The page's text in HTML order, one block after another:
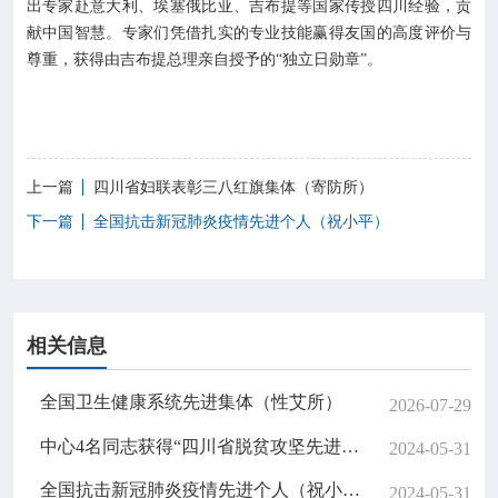
出专家赴意大利、埃塞俄比亚、吉布提等国家传授四川经验，贡
献中国智慧。专家们凭借扎实的专业技能赢得友国的高度评价与
尊重，获得由吉布提总理亲自授予的“独立日勋章”。
上一篇
四川省妇联表彰三八红旗集体（寄防所）
下一篇
全国抗击新冠肺炎疫情先进个人（祝小平）
相关信息
全国卫生健康系统先进集体（性艾所） 2026-07-29
中心4名同志获得“四川省脱贫攻坚先进个人”称号 2024-05-31
全国抗击新冠肺炎疫情先进个人（祝小平） 2024-05-31